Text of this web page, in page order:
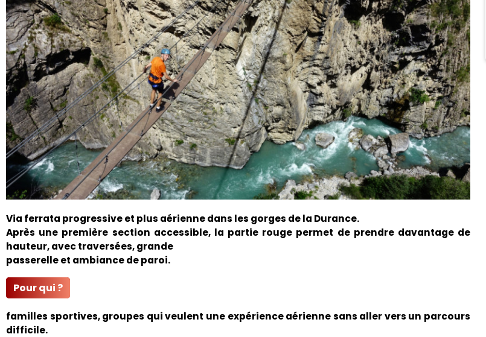
Via ferrata progressive et plus aérienne dans les gorges de la Durance.
Après une première section accessible, la partie rouge permet de prendre davantage de
hauteur, avec traversées, grande
passerelle et ambiance de paroi.
Pour qui ?
familles sportives, groupes qui veulent une expérience aérienne sans aller vers un parcours
difficile.